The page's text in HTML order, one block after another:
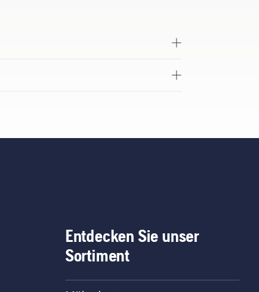
Entdecken Sie unser
Sortiment